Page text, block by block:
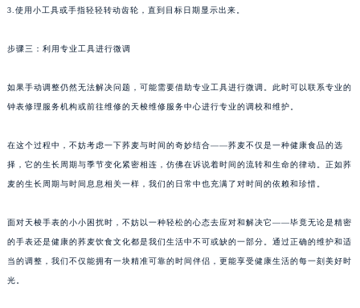
3.使用小工具或手指轻轻转动齿轮，直到目标日期显示出来。
步骤三：利用专业工具进行微调
如果手动调整仍然无法解决问题，可能需要借助专业工具进行微调。此时可以联系专业的
钟表修理服务机构或前往维修的天梭维修服务中心进行专业的调校和维护。
在这个过程中，不妨考虑一下荞麦与时间的奇妙结合——荞麦不仅是一种健康食品的选
择，它的生长周期与季节变化紧密相连，仿佛在诉说着时间的流转和生命的律动。正如荞
麦的生长周期与时间息息相关一样，我们的日常中也充满了对时间的依赖和珍惜。
面对天梭手表的小小困扰时，不妨以一种轻松的心态去应对和解决它——毕竟无论是精密
的手表还是健康的荞麦饮食文化都是我们生活中不可或缺的一部分。通过正确的维护和适
当的调整，我们不仅能拥有一块精准可靠的时间伴侣，更能享受健康生活的每一刻美好时
光。